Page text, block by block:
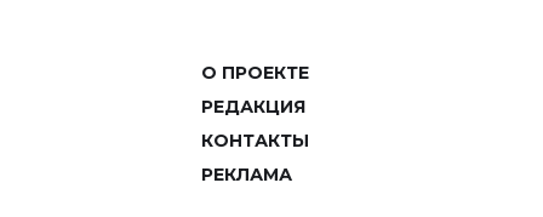
О ПРОЕКТЕ
РЕДАКЦИЯ
КОНТАКТЫ
РЕКЛАМА